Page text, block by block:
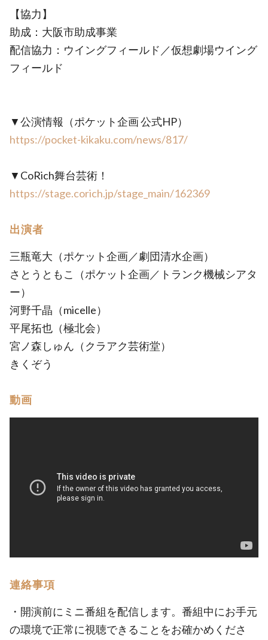
【協力】
助成：大阪市助成事業
配信協力：ウイングフィールド／仮想劇場ウイング
フィールド
▼公演情報（ポケット企画 公式HP）
https://pocket-kikaku.com/news/817/
▼CoRich舞台芸術！
https://stage.corich.jp/stage_main/162369
出演者
三瓶竜大（ポケット企画／劇団清水企画）
さとうともこ（ポケット企画／トランク機械シアタ
ー）
河野千晶（micelle）
平尾拓也（極北会）
宮ノ森しゅん（クラアク芸術堂）
きくぞう
動画
連絡事項
・開演前にミニ番組を配信します。番組中にお手元
の環境で正常に視聴できることをお確かめくださ